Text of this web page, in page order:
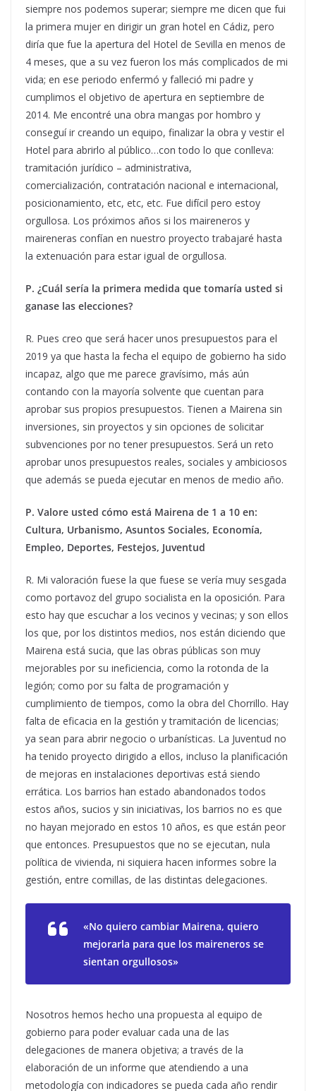
siempre nos podemos superar; siempre me dicen que fui
la primera mujer en dirigir un gran hotel en Cádiz, pero
diría que fue la apertura del Hotel de Sevilla en menos de
4 meses, que a su vez fueron los más complicados de mi
vida; en ese periodo enfermó y falleció mi padre y
cumplimos el objetivo de apertura en septiembre de
2014. Me encontré una obra mangas por hombro y
conseguí ir creando un equipo, finalizar la obra y vestir el
Hotel para abrirlo al público…con todo lo que conlleva:
tramitación jurídico – administrativa,
comercialización, contratación nacional e internacional,
posicionamiento, etc, etc, etc. Fue difícil pero estoy
orgullosa. Los próximos años si los maireneros y
maireneras confían en nuestro proyecto trabajaré hasta
la extenuación para estar igual de orgullosa.
P. ¿Cuál sería la primera medida que tomaría usted si
ganase las elecciones?
R. Pues creo que será hacer unos presupuestos para el
2019 ya que hasta la fecha el equipo de gobierno ha sido
incapaz, algo que me parece gravísimo, más aún
contando con la mayoría solvente que cuentan para
aprobar sus propios presupuestos. Tienen a Mairena sin
inversiones, sin proyectos y sin opciones de solicitar
subvenciones por no tener presupuestos. Será un reto
aprobar unos presupuestos reales, sociales y ambiciosos
que además se pueda ejecutar en menos de medio año.
P. Valore usted cómo está Mairena de 1 a 10 en:
Cultura, Urbanismo, Asuntos Sociales, Economía,
Empleo, Deportes, Festejos, Juventud
R. Mi valoración fuese la que fuese se vería muy sesgada
como portavoz del grupo socialista en la oposición. Para
esto hay que escuchar a los vecinos y vecinas; y son ellos
los que, por los distintos medios, nos están diciendo que
Mairena está sucia, que las obras públicas son muy
mejorables por su ineficiencia, como la rotonda de la
legión; como por su falta de programación y
cumplimiento de tiempos, como la obra del Chorrillo. Hay
falta de eficacia en la gestión y tramitación de licencias;
ya sean para abrir negocio o urbanísticas. La Juventud no
ha tenido proyecto dirigido a ellos, incluso la planificación
de mejoras en instalaciones deportivas está siendo
errática. Los barrios han estado abandonados todos
estos años, sucios y sin iniciativas, los barrios no es que
no hayan mejorado en estos 10 años, es que están peor
que entonces. Presupuestos que no se ejecutan, nula
política de vivienda, ni siquiera hacen informes sobre la
gestión, entre comillas, de las distintas delegaciones.
«No quiero cambiar Mairena, quiero
mejorarla para que los maireneros se
sientan orgullosos»
Nosotros hemos hecho una propuesta al equipo de
gobierno para poder evaluar cada una de las
delegaciones de manera objetiva; a través de la
elaboración de un informe que atendiendo a una
metodología con indicadores se pueda cada año rendir